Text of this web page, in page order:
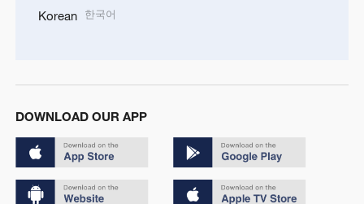
Korean 한국어
DOWNLOAD OUR APP